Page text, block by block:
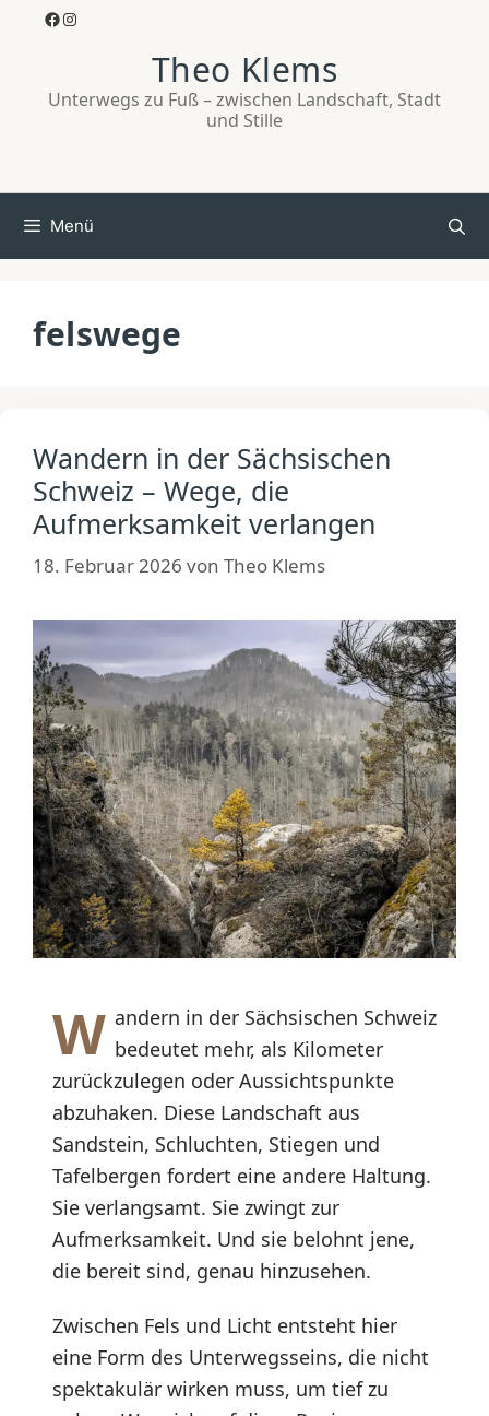
Facebook
Instagram
Theo Klems
Unterwegs zu Fuß – zwischen Landschaft, Stadt
und Stille
Menü
felswege
Wandern in der Sächsischen
Schweiz – Wege, die
Aufmerksamkeit verlangen
18. Februar 2026 von Theo Klems
W andern in der Sächsischen Schweiz
bedeutet mehr, als Kilometer
zurückzulegen oder Aussichtspunkte
abzuhaken. Diese Landschaft aus
Sandstein, Schluchten, Stiegen und
Tafelbergen fordert eine andere Haltung.
Sie verlangsamt. Sie zwingt zur
Aufmerksamkeit. Und sie belohnt jene,
die bereit sind, genau hinzusehen.
Zwischen Fels und Licht entsteht hier
eine Form des Unterwegsseins, die nicht
spektakulär wirken muss, um tief zu